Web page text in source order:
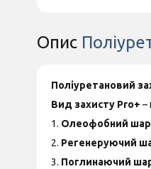
Опис
Поліуретановий
Вид захисту Pro+ –
1. Олеофобний шар
2. Регенеруючий
3. Поглинаючий